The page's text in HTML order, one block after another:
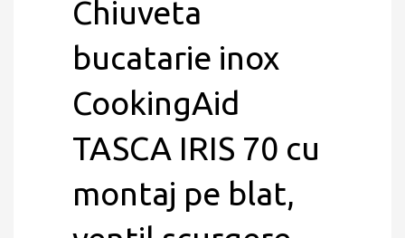
Chiuveta
bucatarie inox
CookingAid
TASCA IRIS 70 cu
montaj pe blat,